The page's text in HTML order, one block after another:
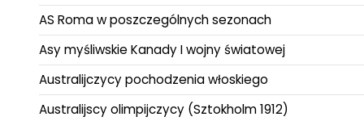
AS Roma w poszczególnych sezonach
Asy myśliwskie Kanady I wojny światowej
Australijczycy pochodzenia włoskiego
Australijscy olimpijczycy (Sztokholm 1912)